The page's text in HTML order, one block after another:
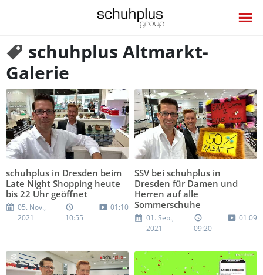
schuhplus Altmarkt-
Galerie
schuhplus in Dresden beim
Late Night Shopping heute
bis 22 Uhr geöffnet
05. Nov.,
2021
10:55
01:10
SSV bei schuhplus in
Dresden für Damen und
Herren auf alle
Sommerschuhe
01. Sep.,
2021
09:20
01:09